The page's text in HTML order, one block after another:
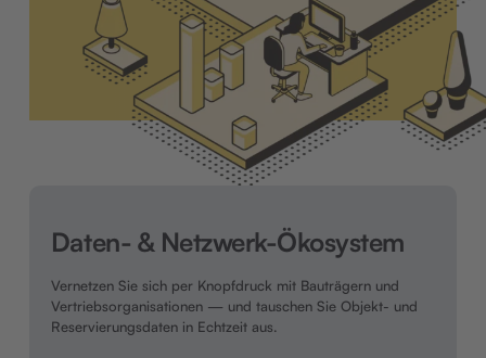
Daten- & Netzwerk-Ökosystem
Vernetzen Sie sich per Knopfdruck mit Bauträgern und
Vertriebsorganisationen — und tauschen Sie Objekt- und
Reservierungsdaten in Echtzeit aus.